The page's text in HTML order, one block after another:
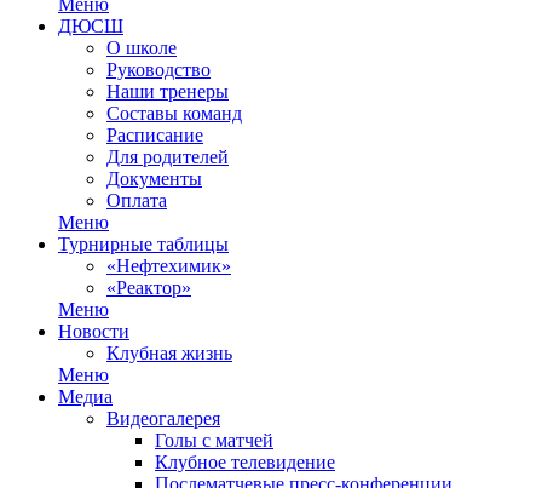
Меню
ДЮСШ
О школе
Руководство
Наши тренеры
Составы команд
Расписание
Для родителей
Документы
Оплата
Меню
Турнирные таблицы
«Нефтехимик»
«Реактор»
Меню
Новости
Клубная жизнь
Меню
Медиа
Видеогалерея
Голы с матчей
Клубное телевидение
Послематчевые пресс-конференции